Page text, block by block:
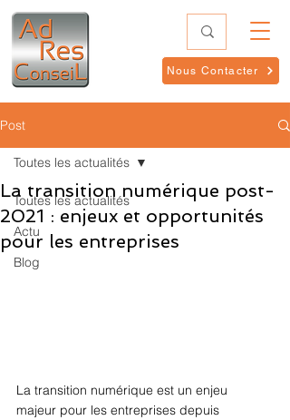
Nous Contacter
Post
Toutes les actualités
Actu
Blog
Toutes les actualités
La transition numérique post-
2021 : enjeux et opportunités
pour les entreprises
La transition numérique est un enjeu
majeur pour les entreprises depuis